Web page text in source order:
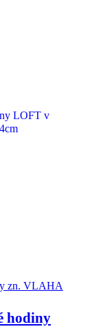
zn. VLAHA
hodiny